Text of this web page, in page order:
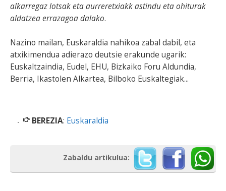
alkarregaz lotsak eta aurreretxiakk astindu eta ohiturak
aldatzea errazagoa dalako.
Nazino mailan, Euskaraldia nahikoa zabal dabil, eta
atxikimendua adierazo deutsie erakunde ugarik:
Euskaltzaindia, Eudel, EHU, Bizkaiko Foru Aldundia,
Berria, Ikastolen Alkartea, Bilboko Euskaltegiak...
BEREZIA: Euskaraldia
Zabaldu artikulua: